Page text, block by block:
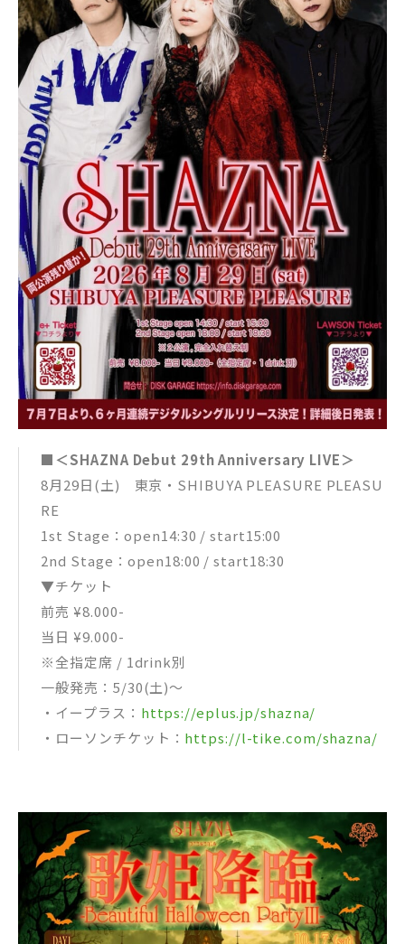
■＜SHAZNA Debut 29th Anniversary LIVE＞
8月29日(土) 東京・SHIBUYA PLEASURE PLEASU
RE
1st Stage：open14:30 / start15:00
2nd Stage：open18:00 / start18:30
▼チケット
前売 ¥8.000-
当日 ¥9.000-
※全指定席 / 1drink別
一般発売：5/30(土)～
・イープラス： https://eplus.jp/shazna/
・ローソンチケット： https://l-tike.com/shazna/